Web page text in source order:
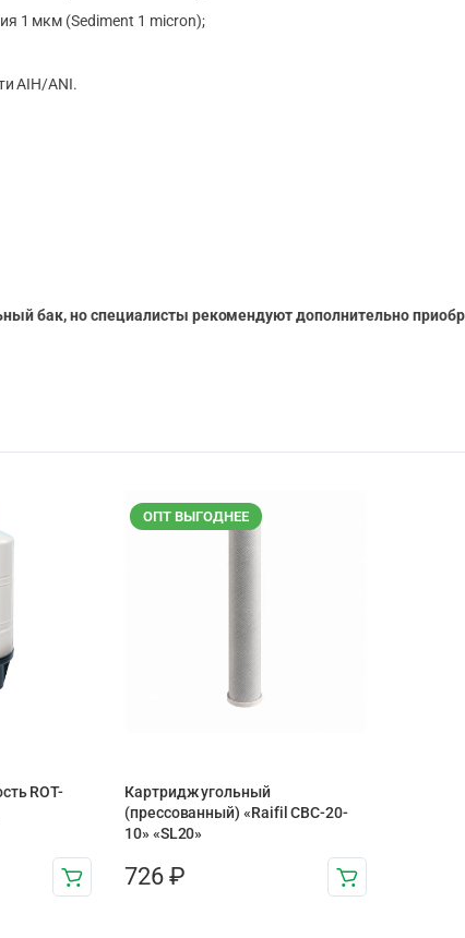
1 мкм (Sediment 1 micron);
AIH/ANI.
бак, но специалисты рекомендуют дополнительно
ROT-
ОПТ ВЫГОДНЕЕ
Картридж угольный
(прессованный) «Raifil CBC-20-
10» «SL20»
726 ₽